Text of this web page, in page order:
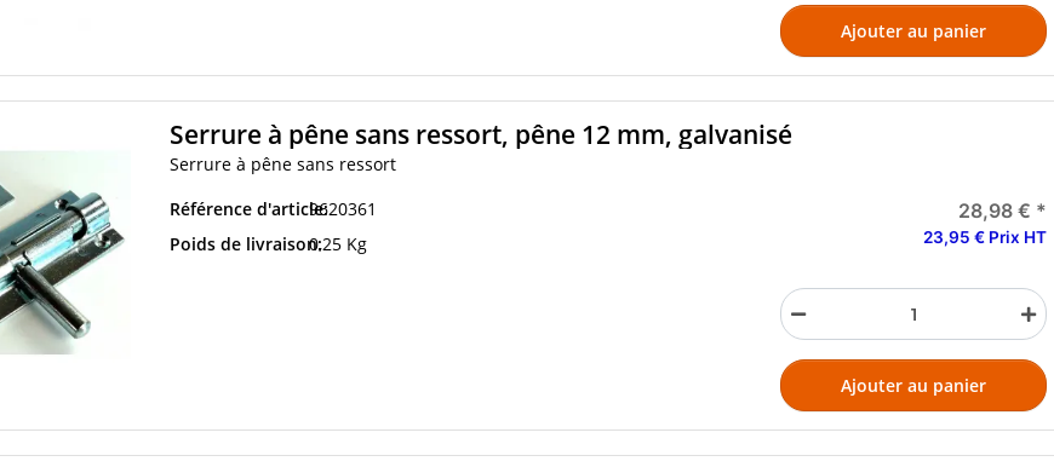
Ajouter au panier
Serrure à pêne sans ressort, pêne 12 mm, galvanisé
Serrure à pêne sans ressort
Référence d'article:9620361
Poids de livraison:0,25 Kg
28,98 € *
23,95 € Prix HT
Ajouter au panier